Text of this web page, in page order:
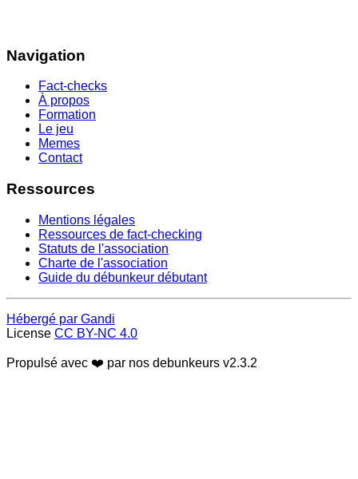
Navigation
Fact-checks
À propos
Formation
Le jeu
Memes
Contact
Ressources
Mentions légales
Ressources de fact-checking
Statuts de l'association
Charte de l'association
Guide du débunkeur débutant
Hébergé par Gandi
License CC BY-NC 4.0
Propulsé avec ❤️ par nos debunkeurs v2.3.2